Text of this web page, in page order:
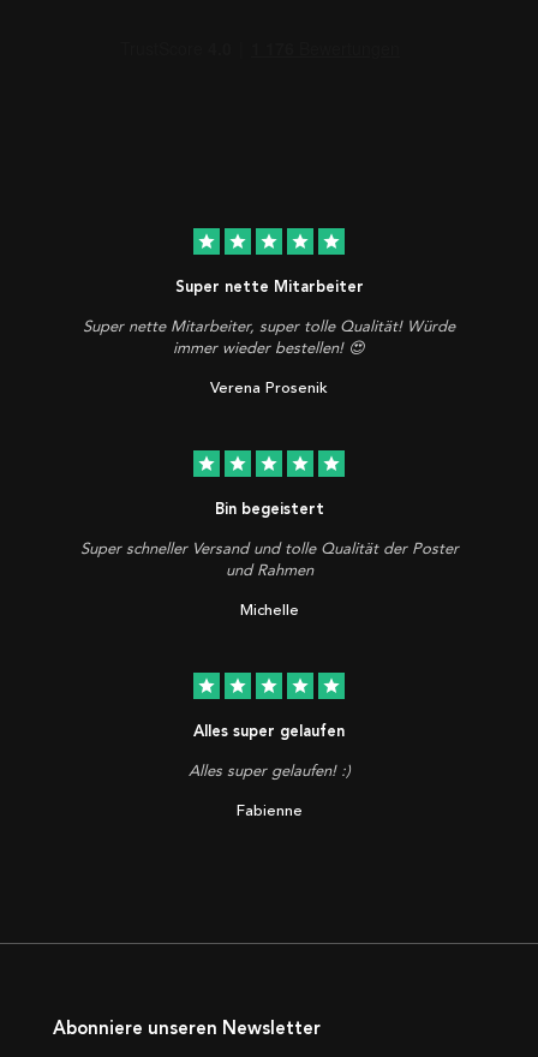
star star star star star
Super nette Mitarbeiter
Super nette Mitarbeiter, super tolle Qualität! Würde
immer wieder bestellen! 😍
Verena Prosenik
star star star star star
Bin begeistert
Super schneller Versand und tolle Qualität der Poster
und Rahmen
Michelle
star star star star star
Alles super gelaufen
Alles super gelaufen! :)
Fabienne
Abonniere unseren Newsletter